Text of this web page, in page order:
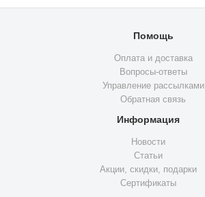
Помощь
Оплата и доставка
Вопросы-ответы
Управление рассылками
Обратная связь
Информация
Новости
Статьи
Акции, скидки, подарки
Сертификаты